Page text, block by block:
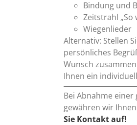
Bindung und
Zeitstrahl „So
Wiegenlieder
Alternativ: Stellen
persönliches
Wunsch
Ihnen ein
Bei Abnahme
gewähren wir
Sie Kontakt auf!